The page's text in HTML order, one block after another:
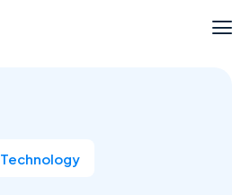
Technology